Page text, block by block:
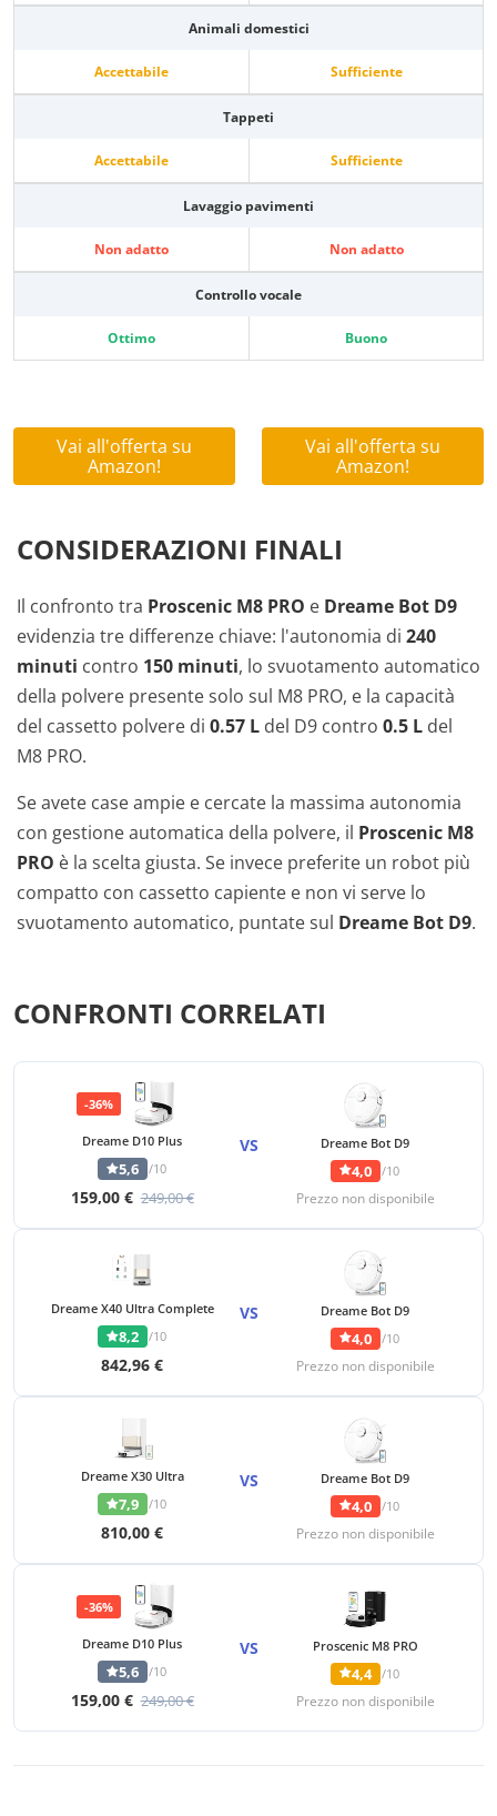
Animali domestici
Accettabile Sufficiente
Tappeti
Accettabile Sufficiente
Lavaggio pavimenti
Non adatto Non adatto
Controllo vocale
Ottimo Buono
Vai all'offerta su
Amazon!
Vai all'offerta su
Amazon!
CONSIDERAZIONI FINALI
Il confronto tra Proscenic M8 PRO e Dreame Bot D9
evidenzia tre differenze chiave: l'autonomia di 240
minuti contro 150 minuti, lo svuotamento automatico
della polvere presente solo sul M8 PRO, e la capacità
del cassetto polvere di 0.57 L del D9 contro 0.5 L del
M8 PRO.
Se avete case ampie e cercate la massima autonomia
con gestione automatica della polvere, il Proscenic M8
PRO è la scelta giusta. Se invece preferite un robot più
compatto con cassetto capiente e non vi serve lo
svuotamento automatico, puntate sul Dreame Bot D9.
CONFRONTI CORRELATI
-36%
Dreame D10 Plus
5,6 /10
159,00 € 249,00 €
VS Dreame Bot D9
4,0 /10
Prezzo non disponibile
Dreame X40 Ultra Complete
8,2 /10
842,96 €
VS Dreame Bot D9
4,0 /10
Prezzo non disponibile
Dreame X30 Ultra
7,9 /10
810,00 €
VS Dreame Bot D9
4,0 /10
Prezzo non disponibile
-36%
Dreame D10 Plus
5,6 /10
159,00 € 249,00 €
VS Proscenic M8 PRO
4,4 /10
Prezzo non disponibile